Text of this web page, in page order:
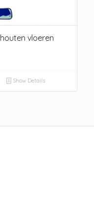
vloeren
Show Details